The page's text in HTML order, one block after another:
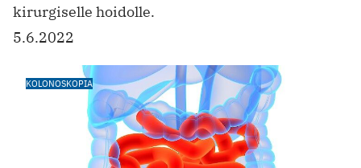
kirurgiselle hoidolle.
5.6.2022
KOLONOSKOPIA